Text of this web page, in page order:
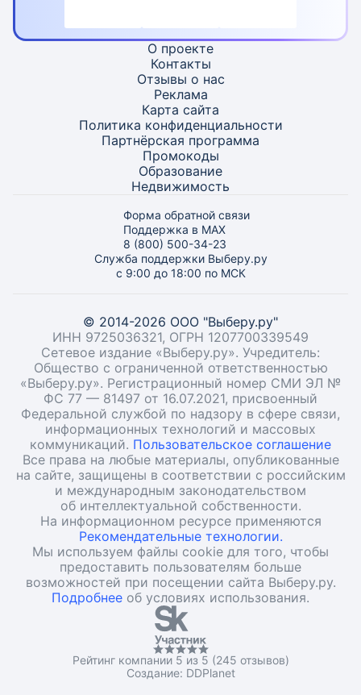
О проекте
Контакты
Отзывы о нас
Реклама
Карта сайта
Политика конфиденциальности
Партнёрская программа
Промокоды
Образование
Недвижимость
Форма обратной связи
Поддержка в MAX
8 (800) 500-34-23
Служба поддержки Выберу.ру
с 9:00 до 18:00 по МСК
© 2014-2026 ООО "Выберу.ру"
ИНН 9725036321, ОГРН 1207700339549
Сетевое издание «Выберу.ру». Учредитель:
Общество с ограниченной ответственностью
«Выберу.ру». Регистрационный номер СМИ ЭЛ №
ФС 77 — 81497 от 16.07.2021, присвоенный
Федеральной службой по надзору в сфере связи,
информационных технологий и массовых
коммуникаций. Пользовательское соглашение
Все права на любые материалы, опубликованные
на сайте, защищены в соответствии с российским
и международным законодательством
об интеллектуальной собственности.
На информационном ресурсе применяются
Рекомендательные технологии.
Мы используем файлы cookie для того, чтобы
предоставить пользователям больше
возможностей при посещении сайта Выберу.ру.
Подробнее об условиях использования.
Рейтинг компании 5 из 5 (245 отзывов)
Создание: DDPlanet